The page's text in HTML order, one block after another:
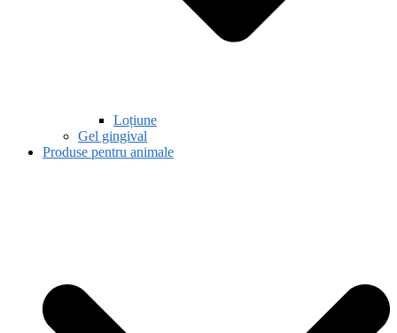
Loțiune
Gel gingival
Produse pentru animale